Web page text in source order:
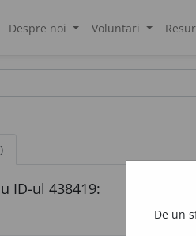
Despre noi Voluntari
ID-ul 438419:
De un